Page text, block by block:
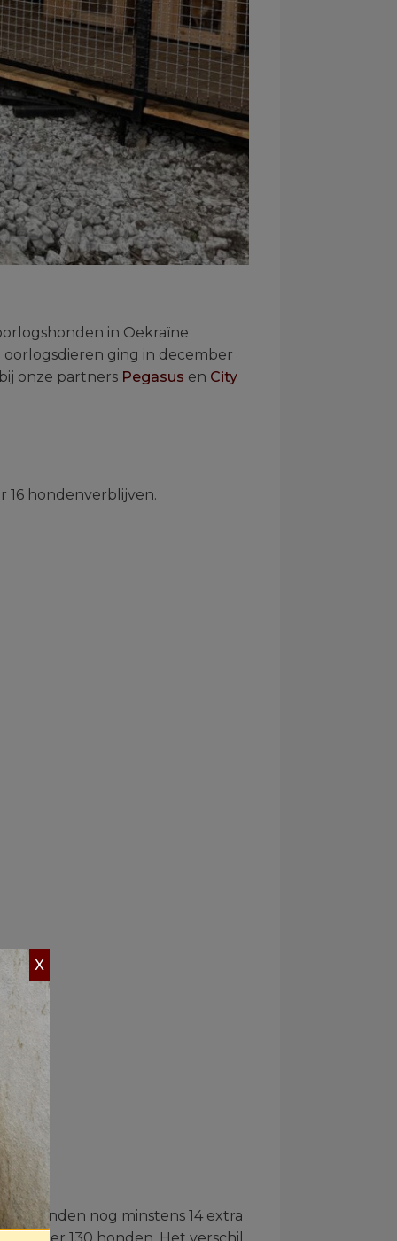
in Oekraïne
ging in december
onze partners Pegasus en City
16 hondenverblijven.
maanden nog minstens 14 extra
X